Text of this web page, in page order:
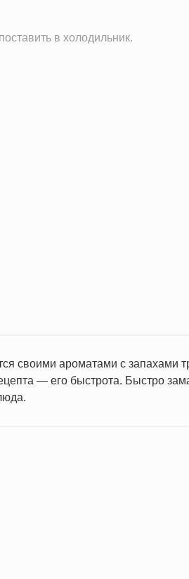
в холодильник.
своими ароматами с запахами
— его быстрота. Быстро